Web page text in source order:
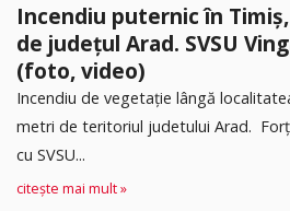
Incendiu puternic în
de județul Arad. SVSU
(foto, video)
Incendiu de vegetație lângă
metri de teritoriul judetului Arad.
cu SVSU...
citește mai mult »